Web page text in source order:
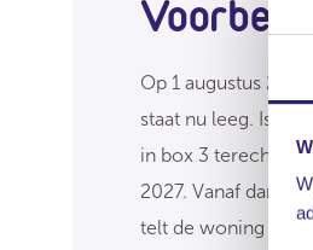
Voorbeeld
Op 1 augustus
staat nu leeg. Is dit
in box 3 terecht.
2027. Vanaf dan
telt de woning mee